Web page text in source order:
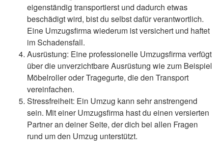
eigenständig transportierst und dadurch etwas
beschädigt wird, bist du selbst dafür verantwortlich.
Eine Umzugsfirma wiederum ist versichert und haftet
im Schadensfall.
Ausrüstung: Eine professionelle Umzugsfirma verfügt
über die unverzichtbare Ausrüstung wie zum Beispiel
Möbelroller oder Tragegurte, die den Transport
vereinfachen.
Stressfreiheit: Ein Umzug kann sehr anstrengend
sein. Mit einer Umzugsfirma hast du einen versierten
Partner an deiner Seite, der dich bei allen Fragen
rund um den Umzug unterstützt.